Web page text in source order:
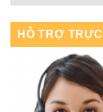
HỖ TRỢ